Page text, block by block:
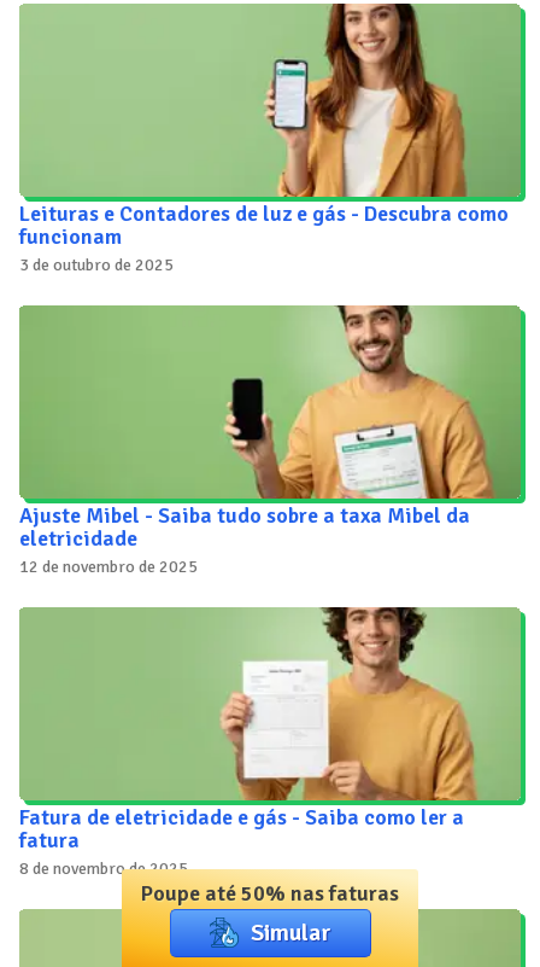
Leituras e Contadores de luz e gás - Descubra como
funcionam
3 de outubro de 2025
Ajuste Mibel - Saiba tudo sobre a taxa Mibel da
eletricidade
12 de novembro de 2025
Fatura de eletricidade e gás - Saiba como ler a
fatura
8 de novembro de 2025
Poupe até 50% nas faturas
Simular